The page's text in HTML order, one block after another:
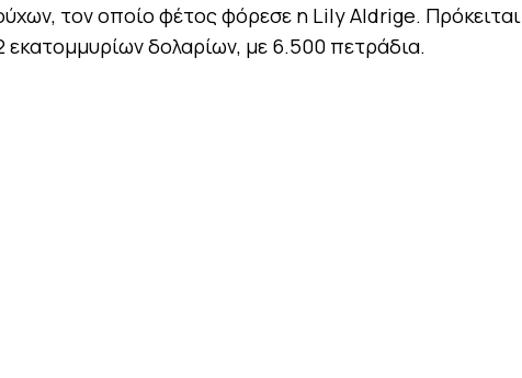
τον οποίο φέτος φόρεσε η Lily Aldrige. Πρόκειται
δολαρίων, με 6.500 πετράδια.